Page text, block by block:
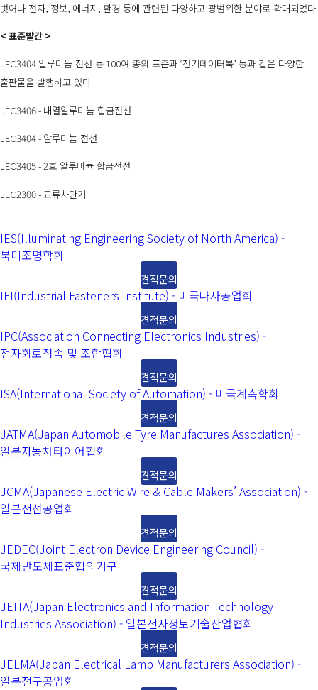
벗어나 전자 정보 에너지 환경 등에 관련된 다양하고 광범위한 분야로 확대되었다
< 표준발간 >
JEC3404 알루미늄 전선 등 100여 종의 표준과 ‘전기데이터북’ 등과 같은 다양한
출판물을 발행하고 있다.
JEC3406 - 내열알루미늄 합금전선
JEC3404 - 알루미늄 전선
JEC3405 - 2호 알루미늄 합금전선
JEC2300 -교류차단기
IES(Illuminating Engineering Society of North America) -
북미조명학회
견적문의
IFI(Industrial Fasteners Institute) - 미국나사공업회
견적문의
IPC(Association Connecting Electronics Industries) -
전자회로접속 및 조합협회
견적문의
ISA(International Society of Automation) - 미국계측학회
견적문의
JATMA(Japan Automobile Tyre Manufactures Association) -
일본자동차타이어협회
견적문의
JCMA(Japanese Electric Wire & Cable Makers’ Association) -
일본전선공업회
견적문의
JEDEC(Joint Electron Device Engineering Council) -
국제반도체표준협의기구
견적문의
JEITA(Japan Electronics and Information Technology
Industries Association) - 일본전자정보기술산업협회
견적문의
JELMA(Japan Electrical Lamp Manufacturers Association) -
일본전구공업회